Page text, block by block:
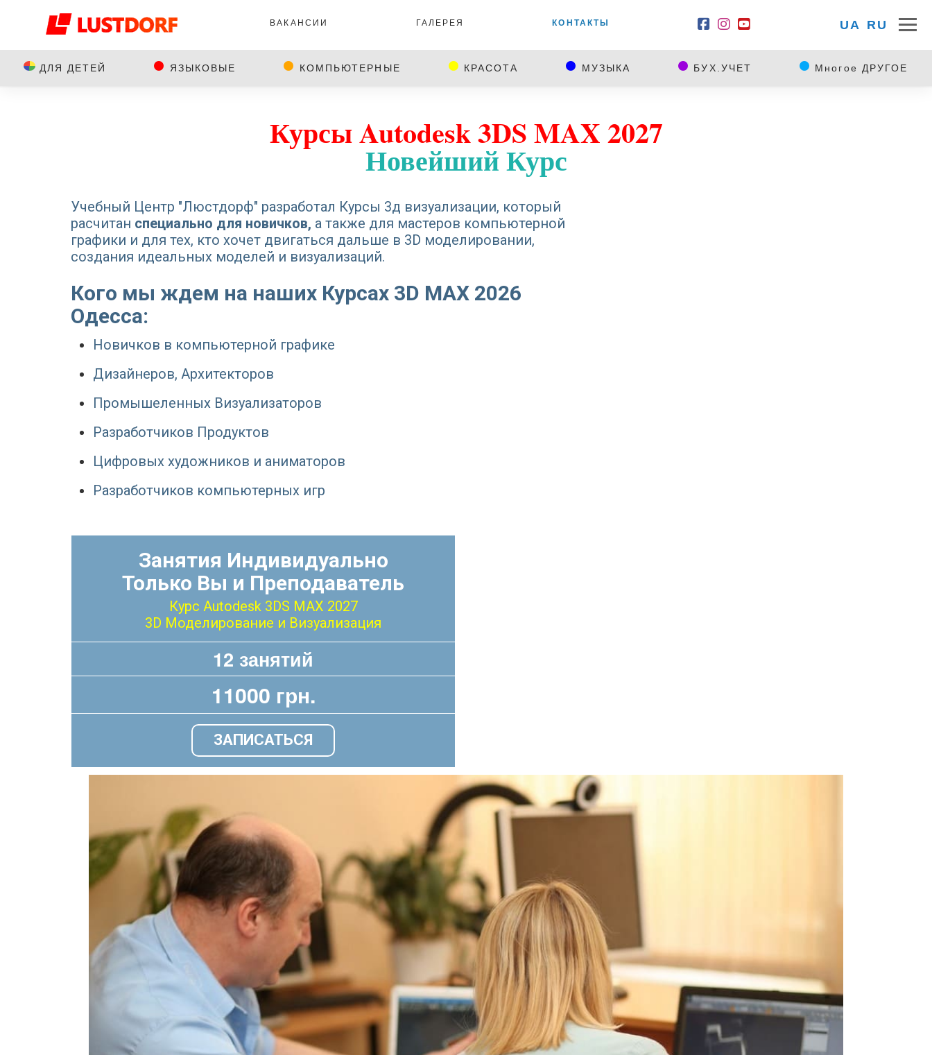
ВАКАНСИИ ГАЛЕРЕЯ КОНТАКТЫ UA RU
ДЛЯ ДЕТЕЙ ЯЗЫКОВЫЕ КОМПЬЮТЕРНЫЕ КРАСОТА МУЗЫКА БУХ.УЧЕТ Многое ДРУГОЕ
Курсы Autodesk 3DS MAX 2027
Новейший Курс
Учебный Центр "Люстдорф" разработал Курсы 3д визуализации, который
расчитан специально для новичков, а также для мастеров компьютерной
графики и для тех, кто хочет двигаться дальше в 3D моделировании,
создания идеальных моделей и визуализаций.
Кого мы ждем на наших Курсах 3D MAX 2026
Одесса:
Новичков в компьютерной графике
Дизайнеров, Архитекторов
Промышеленных Визуализаторов
Разработчиков Продуктов
Цифровых художников и аниматоров
Разработчиков компьютерных игр
Занятия Индивидуально
Только Вы и Преподаватель
Курс Autodesk 3DS MAX 2027
3D Моделирование и Визуализация
12 занятий
11000 грн.
ЗАПИСАТЬСЯ